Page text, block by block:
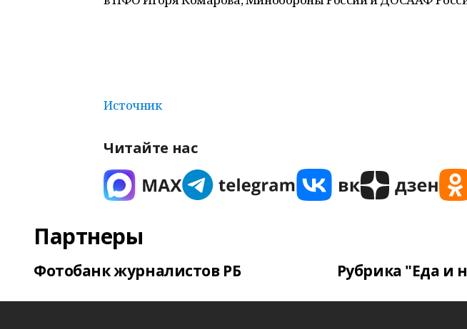
Источник
Читайте нас
Партнеры
Фотобанк журналистов РБ Рубрика "Еда и